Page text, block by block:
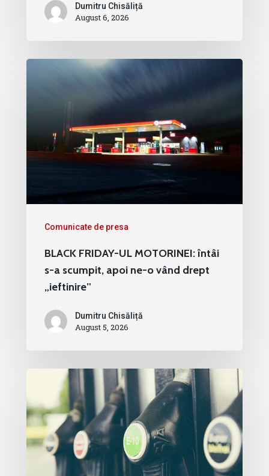
Dumitru Chisăliță
August 6, 2026
Comunicate de presa
BLACK FRIDAY-UL MOTORINEI: întâi
s-a scumpit, apoi ne-o vând drept
„ieftinire”
Dumitru Chisăliță
August 5, 2026